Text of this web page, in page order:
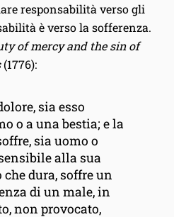
responsabilità verso gli
è verso la sofferenza.
of mercy and the sin of
(1776):
sia esso
o a una bestia; e la
sia uomo o
alla sua
dura, soffre un
di un male, in
non provocato,